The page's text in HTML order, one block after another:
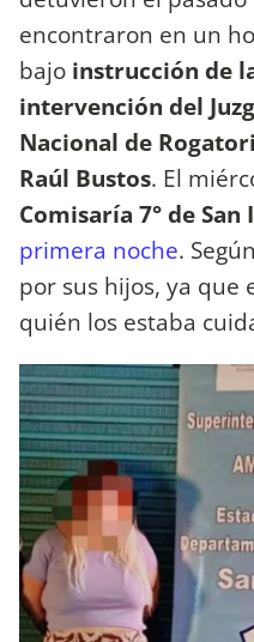
encontraron en un
bajo instrucción de
intervención del
Nacional de
Raúl Bustos. El
Comisaría 7° de San
primera noche.
por sus hijos, ya que
quién los estaba